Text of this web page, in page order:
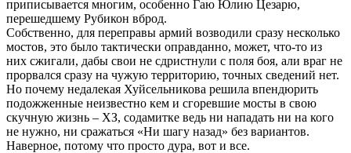
приписывается многим, особенно Гаю Юлию Цезарю,
перешедшему Рубикон вброд.
Собственно, для переправы армий возводили сразу несколько
мостов, это было тактически оправданно, может, что-то из
них сжигали, дабы свои не сдристнули с поля боя, али враг не
прорвался сразу на чужую территорию, точных сведений нет.
Но почему недалекая Хуйсельникова решила впендюрить
подожженные неизвестно кем и сгоревшие мосты в свою
скучную жизнь – ХЗ, содамитке ведь ни нападать ни на кого
не нужно, ни сражаться «Ни шагу назад» без вариантов.
Наверное, потому что просто дура, вот и все.